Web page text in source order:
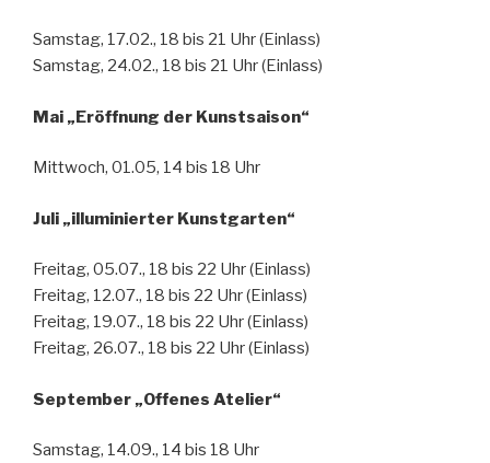
Samstag, 17.02., 18 bis 21 Uhr (Einlass)
Samstag, 24.02., 18 bis 21 Uhr (Einlass)
Mai „Eröffnung der Kunstsaison“
Mittwoch, 01.05, 14 bis 18 Uhr
Juli „illuminierter Kunstgarten“
Freitag, 05.07., 18 bis 22 Uhr (Einlass)
Freitag, 12.07., 18 bis 22 Uhr (Einlass)
Freitag, 19.07., 18 bis 22 Uhr (Einlass)
Freitag, 26.07., 18 bis 22 Uhr (Einlass)
September „Offenes Atelier“
Samstag, 14.09., 14 bis 18 Uhr